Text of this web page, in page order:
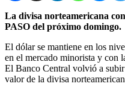
La divisa norteamericana
PASO del próximo domingo.
El dólar se mantiene en los
en el mercado minorista y con
El Banco Central volvió a
valor de la divisa